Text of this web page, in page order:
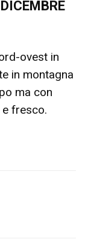
ovest in
in montagna
ma con
fresco.